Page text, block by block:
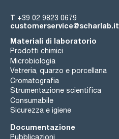
T +39 02 9823 0679
customerservice@scharlab.it
Materiali di laboratorio
Prodotti chimici
Microbiologia
Vetreria, quarzo e porcellana
Cromatografia
Strumentazione scientifica
Consumabile
Sicurezza e igiene
Documentazione
Pubblicazioni